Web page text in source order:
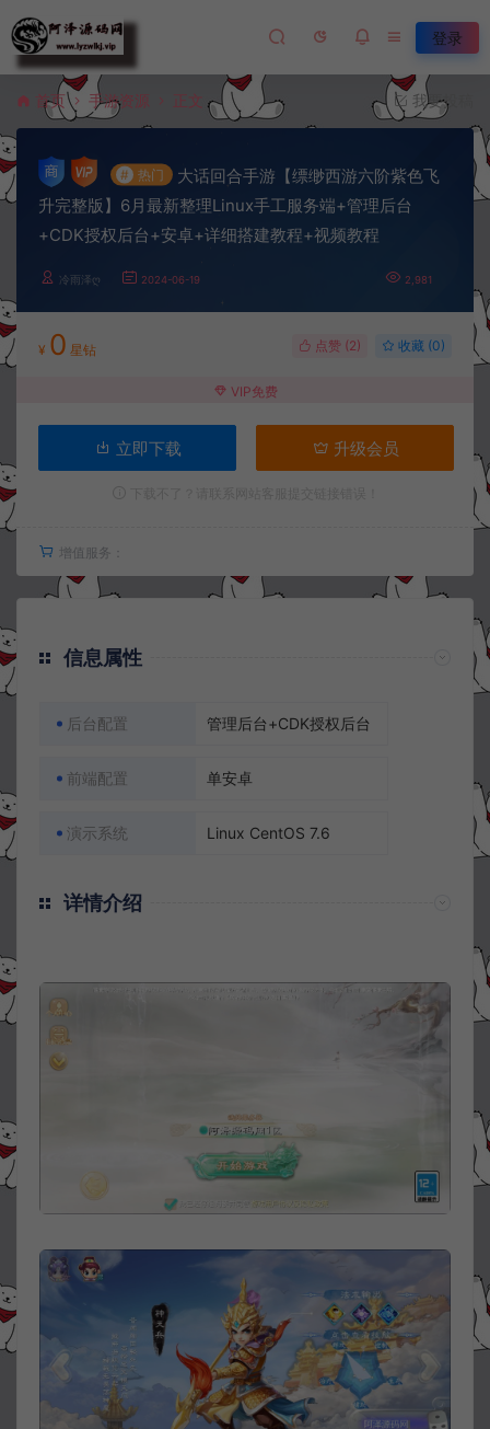
登录
首页 手游资源 正文 我要投稿
# 热门
大话回合手游【缥缈西游六阶紫色飞
升完整版】6月最新整理Linux手工服务端+管理后台
+CDK授权后台+安卓+详细搭建教程+视频教程
冷雨泽ღ 2024-06-19 2,981
¥ 0 星钻 点赞 (2) 收藏 (0)
VIP免费
立即下载 升级会员
增值服务：
信息属性
后台配置 管理后台+CDK授权后台
前端配置 单安卓
演示系统 Linux CentOS 7.6
详情介绍